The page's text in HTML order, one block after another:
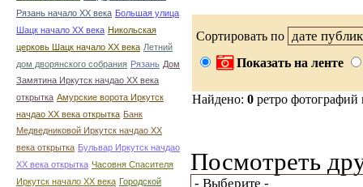
Рязань начало ХХ века Большая улица
Шацк начало ХХ века Никольская
церковь Шацк начало ХХ века Летний
дом дворянского собрания Рязань Дом
Замятина Иркутск начдао ХХ века
открытка Амурские ворота Иркутск
начдао ХХ века открытка Банк
Медведниковой Иркутск начдао ХХ
века открытка Бульвар Иркутск начдао
ХХ века открытка Часовня Спасителя
Иркутск начало ХХ века Городской
Сортировать по
Показать на ленте
Найдено: 0 ретро
Посмотреть